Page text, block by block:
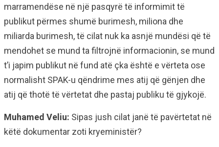
marramendëse në një pasqyrë të informimit të
publikut përmes shumë burimesh, miliona dhe
miliarda burimesh, të cilat nuk ka asnjë mundësi që të
mendohet se mund ta filtrojnë informacionin, se mund
t’i japim publikut në fund atë çka është e vërteta ose
normalisht SPAK-u qëndrime mes atij që gënjen dhe
atij që thotë të vërtetat dhe pastaj publiku të gjykojë.
Muhamed Veliu: Sipas jush cilat janë të pavërtetat në
këtë dokumentar zoti kryeministër?